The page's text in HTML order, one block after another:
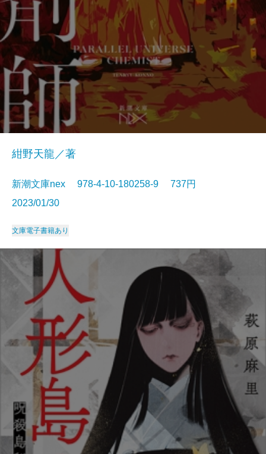
紺野天龍／著
新潮文庫nex 978-4-10-180258-9 737円
2023/01/30
文庫電子書籍あり